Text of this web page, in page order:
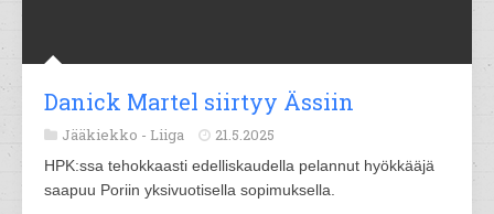
Danick Martel siirtyy Ässiin
Jääkiekko - Liiga 21.5.2025
HPK:ssa tehokkaasti edelliskaudella pelannut hyökkääjä
saapuu Poriin yksivuotisella sopimuksella.